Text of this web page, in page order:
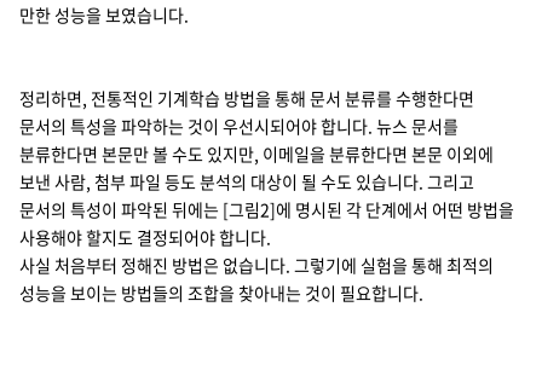
만한 성능을 보였습니다.
정리하면, 전통적인 기계학습 방법을 통해 문서 분류를 수행한다면
문서의 특성을 파악하는 것이 우선시되어야 합니다. 뉴스 문서를
분류한다면 본문만 볼 수도 있지만, 이메일을 분류한다면 본문 이외에
보낸 사람, 첨부 파일 등도 분석의 대상이 될 수도 있습니다. 그리고
문서의 특성이 파악된 뒤에는 [그림2]에 명시된 각 단계에서 어떤 방법을
사용해야 할지도 결정되어야 합니다.
사실 처음부터 정해진 방법은 없습니다. 그렇기에 실험을 통해 최적의
성능을 보이는 방법들의 조합을 찾아내는 것이 필요합니다.